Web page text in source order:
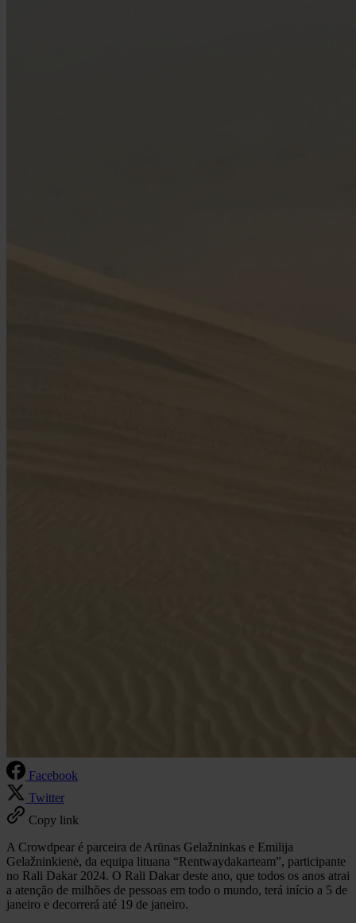
Facebook
Twitter
Copy link
A Crowdpear é parceira de Arūnas Gelažninkas e Emilija
Gelažninkienė, da equipa lituana “Rentwaydakarteam”, participante
no Rali Dakar 2024. O Rali Dakar deste ano, que todos os anos atrai
a atenção de milhões de pessoas em todo o mundo, terá início a 5 de
janeiro e decorrerá até 19 de janeiro.